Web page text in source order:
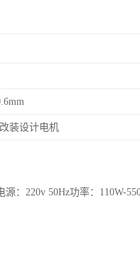
装设计电机
220v 50Hz功率：110W-